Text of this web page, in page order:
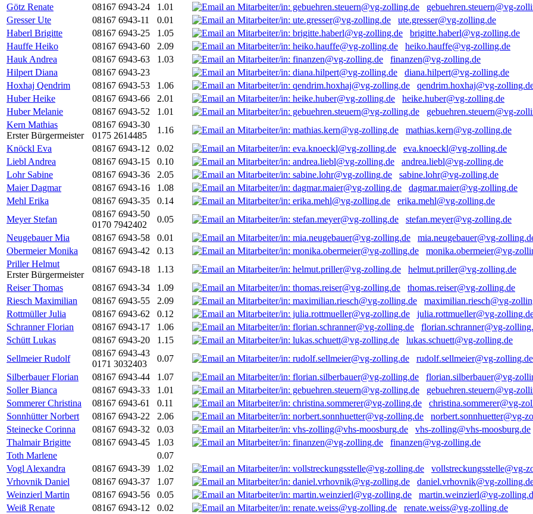
Götz Renate
08167 6943-24 1.01
gebuehren.steuern@vg-
Gresser Ute
08167 6943-11 0.01
ute.gresser@vg-zolling.de
Haberl Brigitte
08167 6943-25 1.05
brigitte.haberl@vg-zolling.de
Hauffe Heiko
08167 6943-60 2.09
heiko.hauffe@vg-zolling.de
Hauk Andrea
08167 6943-63 1.03
finanzen@vg-zolling.de
Hilpert Diana
08167 6943-23
diana.hilpert@vg-zolling.de
Hoxhaj Qendrim
08167 6943-53 1.06
qendrim.hoxhaj@vg-
Huber Heike
08167 6943-66 2.01
heike.huber@vg-zolling.de
Huber Melanie
08167 6943-52 1.01
gebuehren.steuern@vg-
Kern Mathias
Erster Bürgermeister
08167 6943-30
0175 2614485
1.16
mathias.kern@vg-zolling.de
Knöckl Eva
08167 6943-12 0.02
eva.knoeckl@vg-zolling.de
Liebl Andrea
08167 6943-15 0.10
andrea.liebl@vg-zolling.de
Lohr Sabine
08167 6943-36 2.05
sabine.lohr@vg-zolling.de
Maier Dagmar
08167 6943-16 1.08
dagmar.maier@vg-zolling.de
Mehl Erika
08167 6943-35 0.14
erika.mehl@vg-zolling.de
Meyer Stefan
08167 6943-50
0170 7942402
0.05
stefan.meyer@vg-zolling.de
Neugebauer Mia
08167 6943-58 0.01
mia.neugebauer@vg-
Obermeier Monika
08167 6943-42 0.13
monika.obermeier@vg-
Priller Helmut
Erster Bürgermeister
08167 6943-18 1.13
helmut.priller@vg-zolling.de
Reiser Thomas
08167 6943-34 1.09
thomas.reiser@vg-zolling.de
Riesch Maximilian
08167 6943-55 2.09
maximilian.riesch@vg-
Rottmüller Julia
08167 6943-62 0.12
julia.rottmueller@vg-
Schranner Florian
08167 6943-17 1.06
florian.schranner@vg-
Schütt Lukas
08167 6943-20 1.15
lukas.schuett@vg-zolling.de
Sellmeier Rudolf
08167 6943-43
0171 3032403
0.07
rudolf.sellmeier@vg-zolling.de
Silberbauer Florian
08167 6943-44 1.07
florian.silberbauer@vg-
Soller Bianca
08167 6943-33 1.01
gebuehren.steuern@vg-
Sommerer Christina
08167 6943-61 0.11
christina.sommerer@vg-
Sonnhütter Norbert
08167 6943-22 2.06
norbert.sonnhuetter@vg-
Steinecke Corinna
08167 6943-32 0.03
vhs-zolling@vhs-moosburg.de
Thalmair Brigitte
08167 6943-45 1.03
finanzen@vg-zolling.de
Toth Marlene
0.07
Vogl Alexandra
08167 6943-39 1.02
vollstreckungsstelle@vg-
Vrhovnik Daniel
08167 6943-37 1.07
daniel.vrhovnik@vg-
Weinzierl Martin
08167 6943-56 0.05
martin.weinzierl@vg-
Weiß Renate
08167 6943-12 0.02
renate.weiss@vg-zolling.de